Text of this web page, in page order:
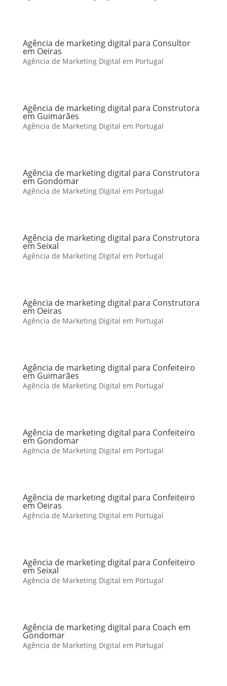
Agência de marketing digital para Consultor
em Oeiras
Agência de Marketing Digital em Portugal
Agência de marketing digital para Construtora
em Guimarães
Agência de Marketing Digital em Portugal
Agência de marketing digital para Construtora
em Gondomar
Agência de Marketing Digital em Portugal
Agência de marketing digital para Construtora
em Seixal
Agência de Marketing Digital em Portugal
Agência de marketing digital para Construtora
em Oeiras
Agência de Marketing Digital em Portugal
Agência de marketing digital para Confeiteiro
em Guimarães
Agência de Marketing Digital em Portugal
Agência de marketing digital para Confeiteiro
em Gondomar
Agência de Marketing Digital em Portugal
Agência de marketing digital para Confeiteiro
em Oeiras
Agência de Marketing Digital em Portugal
Agência de marketing digital para Confeiteiro
em Seixal
Agência de Marketing Digital em Portugal
Agência de marketing digital para Coach em
Gondomar
Agência de Marketing Digital em Portugal